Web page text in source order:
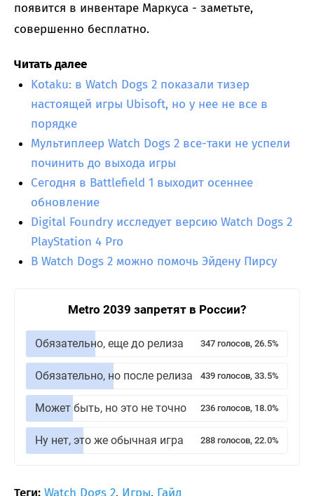
появится в инвентаре Маркуса - заметьте,
совершенно бесплатно.
Читать далее
Kotaku: в Watch Dogs 2 показали тизер
настоящей игры Ubisoft, но у нее не все в
порядке
Мультиплеер Watch Dogs 2 все-таки не успели
починить до выхода игры
Сегодня в Battlefield 1 выходит осеннее
обновление
Digital Foundry исследует версию Watch Dogs 2
PlayStation 4 Pro
В Watch Dogs 2 можно помочь Эйдену Пирсу
Metro 2039 запретят в России?
Обязательно, еще до релиза 347 голосов, 26.5%
Обязательно, но после релиза 439 голосов, 33.5%
Может быть, но это не точно 236 голосов, 18.0%
Ну нет, это же обычная игра 288 голосов, 22.0%